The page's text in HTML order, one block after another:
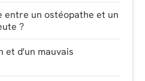
entre un ostéopathe et un
?
et d'un mauvais